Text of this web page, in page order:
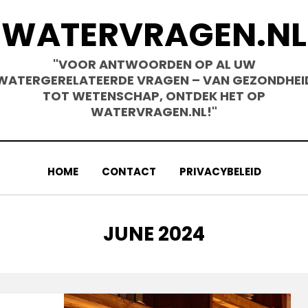
WATERVRAGEN.NL
"VOOR ANTWOORDEN OP AL UW
VRAGEN – VAN
TOT WETENSCHAP, ONTDEK HET OP
WATERVRAGEN.NL!"
HOME CONTACT PRIVACYBELEID
MONTH
:
JUNE 2024